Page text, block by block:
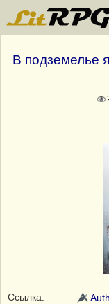
В подземелье
Ссылка: